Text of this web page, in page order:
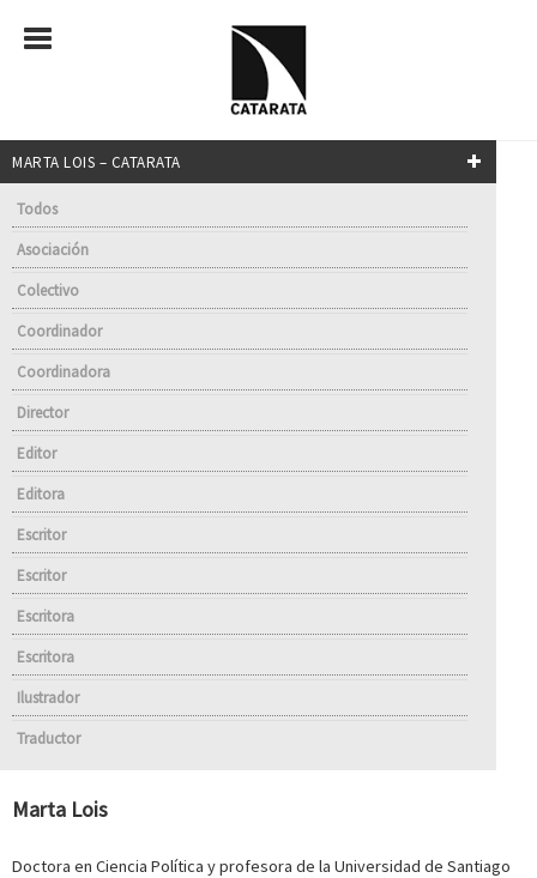
MARTA LOIS – CATARATA
Todos
Asociación
Colectivo
Coordinador
Coordinadora
Director
Editor
Editora
Escritor
Escritor
Escritora
Escritora
Ilustrador
Traductor
Marta Lois
Doctora en Ciencia Política y profesora de la Universidad de Santiago